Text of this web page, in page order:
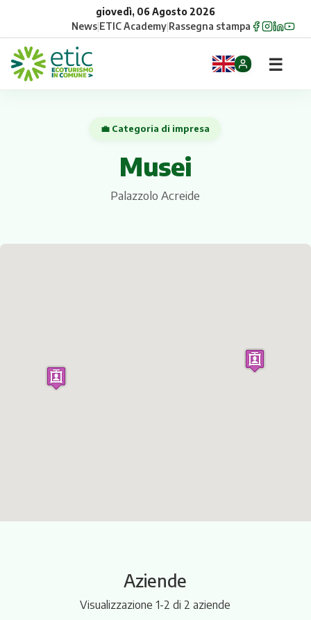
giovedì, 06 Agosto 2026
News|ETIC Academy|Rassegna stampa
Gruppi
☰
💼 Categoria di impresa
Musei
Palazzolo Acreide
Aziende
Visualizzazione 1-2 di 2 aziende